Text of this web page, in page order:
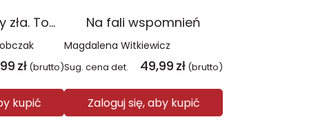
Czerwień. Kolory zła. Tom 1 wyd. 2025
zł (brutto)
kupić
Na fali wspomnień
Magdalena Witkiewicz
Sug. cena det. 49,99 zł (brutto)
Zaloguj się, aby kupić